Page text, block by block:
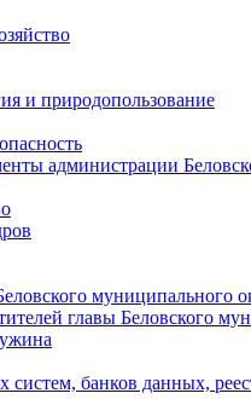
и природопользование
администрации
муниципального
главы Беловского
банков данных,